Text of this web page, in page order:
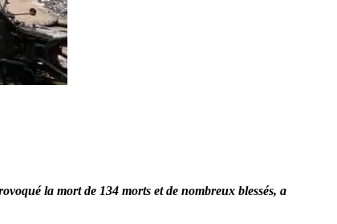
la mort de 134 morts et de nombreux blessés, a